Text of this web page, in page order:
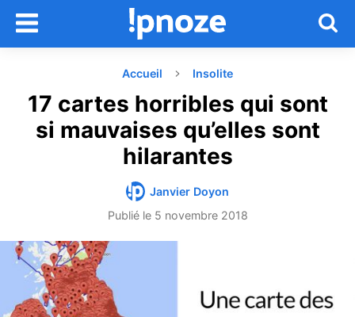
Accueil Insolite
17 cartes horribles qui sont
si mauvaises qu’elles sont
hilarantes
Janvier Doyon
Publié le 5 novembre 2018